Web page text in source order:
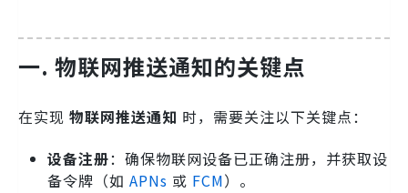
一. 物联网推送通知的关键点
在实现 物联网推送通知 时，需要关注以下关键点：
设备注册：确保物联网设备已正确注册，并获取设
备令牌（如 APNs 或 FCM）。